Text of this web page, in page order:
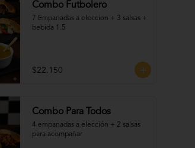
Combo Futbolero
7 Empanadas a eleccion + 3 salsas +
bebida 1.5
$22.150
Combo Para Todos
4 empanadas a elección + 2 salsas
para acompañar